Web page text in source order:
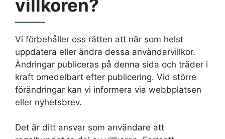
villkoren?
Vi förbehåller oss rätten att när som helst
uppdatera eller ändra dessa användarvillkor.
Ändringar publiceras på denna sida och träder i
kraft omedelbart efter publicering. Vid större
förändringar kan vi informera via webbplatsen
eller nyhetsbrev.
Det är ditt ansvar som användare att